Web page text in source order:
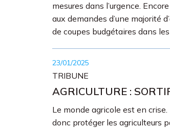
mesures dans l’urgence.
aux demandes d’une majorité
de coupes budgétaires dans
23/01/2025
TRIBUNE
AGRICULTURE :
Le monde agricole est en
donc protéger les agriculteurs